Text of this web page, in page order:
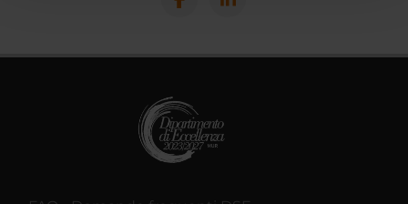
con altre informazioni che hai fornito loro o che hanno